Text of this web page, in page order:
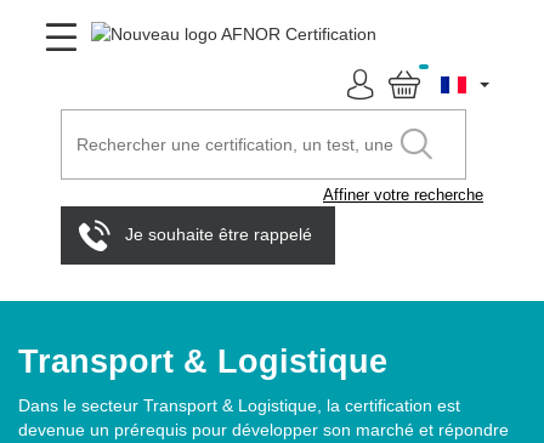
Affiner votre recherche
Je souhaite être rappelé
Transport & Logistique
Dans le secteur Transport & Logistique, la certification est
devenue un prérequis pour développer son marché et répondre